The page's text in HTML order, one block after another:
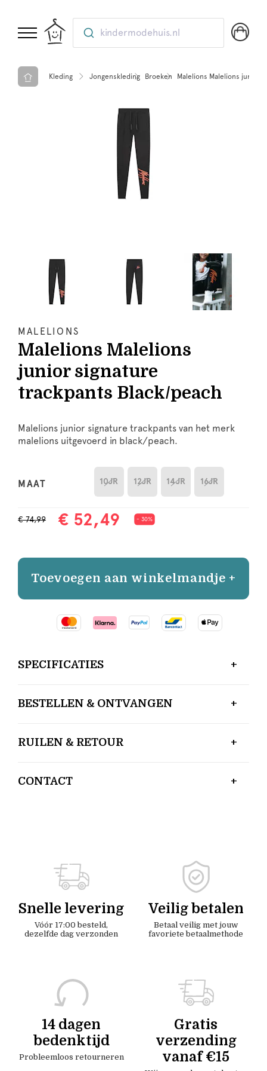
kindermodehuis.nl
Kleding Jongenskleding Broeken Malelions Malelions junior
MALELIONS
Malelions Malelions
junior signature
trackpants Black/peach
Malelions junior signature trackpants van het merk
malelions uitgevoerd in black/peach.
MAAT 10JR 12JR 14JR 16JR
€ 74,99 € 52,49 - 30%
Toevoegen aan winkelmandje +
SPECIFICATIES
BESTELLEN & ONTVANGEN
RUILEN & RETOUR
CONTACT
Snelle levering
Vóór 17:00 besteld,
dezelfde dag verzonden
Veilig betalen
Betaal veilig met jouw
favoriete betaalmethode
14 dagen
bedenktijd
Probleemloos retourneren
Gratis
verzending
vanaf €15